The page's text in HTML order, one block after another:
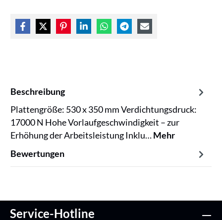
Beschreibung
Plattengröße: 530 x 350 mm Verdichtungsdruck:
17000 N Hohe Vorlaufgeschwindigkeit – zur
Erhöhung der Arbeitsleistung Inklu…Mehr
Bewertungen
Service-Hotline